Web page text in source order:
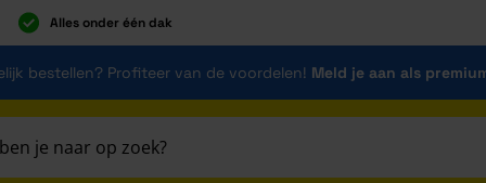
Alles onder één dak
bestellen? Profiteer van de voordelen! Meld je aan als